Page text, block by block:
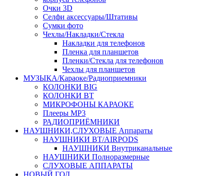
Очки 3D
Селфи аксессуары/Штативы
Сумки фото
Чехлы/Накладки/Стекла
Накладки для телефонов
Пленка для планшетов
Пленки/Стекла для телефонов
Чехлы для планшетов
МУЗЫКА/Караоке/Радиоприемники
КОЛОНКИ BIG
КОЛОНКИ BT
МИКРОФОНЫ КАРАОКЕ
Плееры MP3
РАДИОПРИЁМНИКИ
НАУШНИКИ,СЛУХОВЫЕ Аппараты
НАУШНИКИ BT/AIRPODS
НАУШНИКИ Внутриканальные
НАУШНИКИ Полноразмерные
СЛУХОВЫЕ АППАРАТЫ
НОВЫЙ ГОД